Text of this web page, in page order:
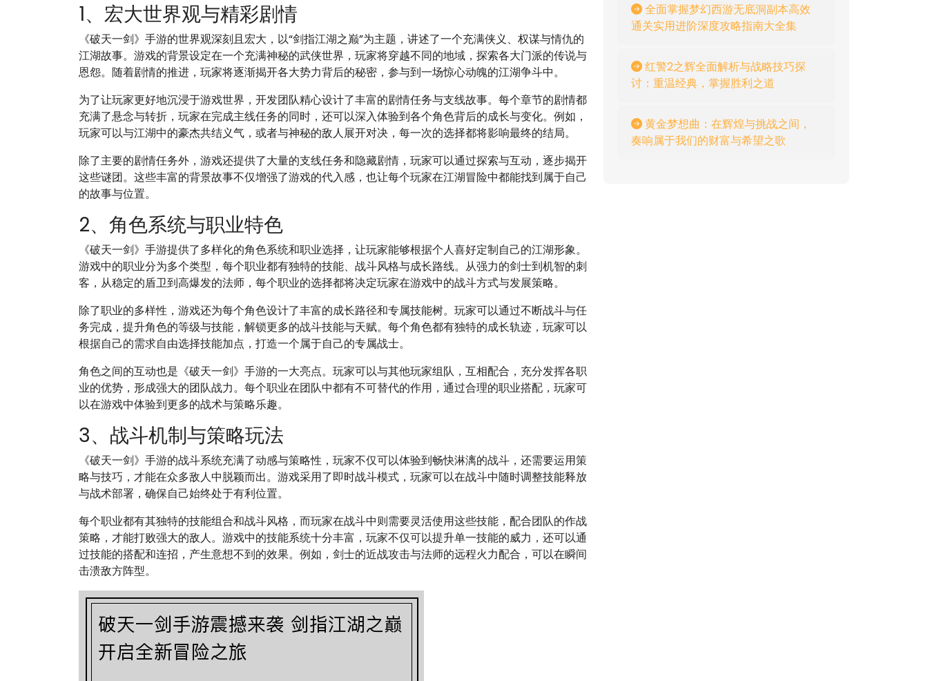
1、宏大世界观与精彩剧情
《破天一剑》手游的世界观深刻且宏大，以“剑指江湖之巅”为主题，讲述了一个充满侠义、权谋与情仇的
江湖故事。游戏的背景设定在一个充满神秘的武侠世界，玩家将穿越不同的地域，探索各大门派的传说与
恩怨。随着剧情的推进，玩家将逐渐揭开各大势力背后的秘密，参与到一场惊心动魄的江湖争斗中。
为了让玩家更好地沉浸于游戏世界，开发团队精心设计了丰富的剧情任务与支线故事。每个章节的剧情都
充满了悬念与转折，玩家在完成主线任务的同时，还可以深入体验到各个角色背后的成长与变化。例如，
玩家可以与江湖中的豪杰共结义气，或者与神秘的敌人展开对决，每一次的选择都将影响最终的结局。
除了主要的剧情任务外，游戏还提供了大量的支线任务和隐藏剧情，玩家可以通过探索与互动，逐步揭开
这些谜团。这些丰富的背景故事不仅增强了游戏的代入感，也让每个玩家在江湖冒险中都能找到属于自己
的故事与位置。
2、角色系统与职业特色
《破天一剑》手游提供了多样化的角色系统和职业选择，让玩家能够根据个人喜好定制自己的江湖形象。
游戏中的职业分为多个类型，每个职业都有独特的技能、战斗风格与成长路线。从强力的剑士到机智的刺
客，从稳定的盾卫到高爆发的法师，每个职业的选择都将决定玩家在游戏中的战斗方式与发展策略。
除了职业的多样性，游戏还为每个角色设计了丰富的成长路径和专属技能树。玩家可以通过不断战斗与任
务完成，提升角色的等级与技能，解锁更多的战斗技能与天赋。每个角色都有独特的成长轨迹，玩家可以
根据自己的需求自由选择技能加点，打造一个属于自己的专属战士。
角色之间的互动也是《破天一剑》手游的一大亮点。玩家可以与其他玩家组队，互相配合，充分发挥各职
业的优势，形成强大的团队战力。每个职业在团队中都有不可替代的作用，通过合理的职业搭配，玩家可
以在游戏中体验到更多的战术与策略乐趣。
3、战斗机制与策略玩法
《破天一剑》手游的战斗系统充满了动感与策略性，玩家不仅可以体验到畅快淋漓的战斗，还需要运用策
略与技巧，才能在众多敌人中脱颖而出。游戏采用了即时战斗模式，玩家可以在战斗中随时调整技能释放
与战术部署，确保自己始终处于有利位置。
每个职业都有其独特的技能组合和战斗风格，而玩家在战斗中则需要灵活使用这些技能，配合团队的作战
策略，才能打败强大的敌人。游戏中的技能系统十分丰富，玩家不仅可以提升单一技能的威力，还可以通
过技能的搭配和连招，产生意想不到的效果。例如，剑士的近战攻击与法师的远程火力配合，可以在瞬间
击溃敌方阵型。
全面掌握梦幻西游无底洞副本高效
通关实用进阶深度攻略指南大全集
红警2之辉全面解析与战略技巧探
讨：重温经典，掌握胜利之道
黄金梦想曲：在辉煌与挑战之间，
奏响属于我们的财富与希望之歌